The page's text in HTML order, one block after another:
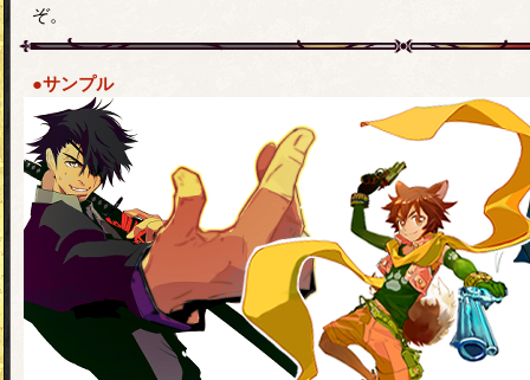
ぞ。
●サンプル